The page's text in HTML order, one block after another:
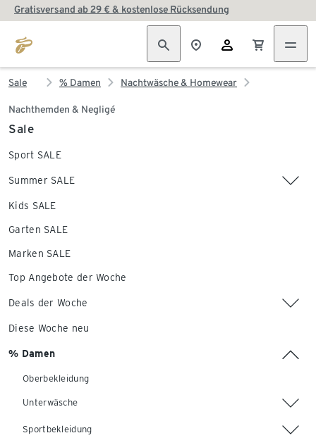
Gratisversand ab 29 € & kostenlose Rücksendung
Sale % Damen Nachtwäsche & Homewear
Nachthemden & Negligé
Sale
Sport SALE
Summer SALE
Kids SALE
Garten SALE
Marken SALE
Top Angebote der Woche
Deals der Woche
Diese Woche neu
% Damen
Oberbekleidung
Unterwäsche
Sportbekleidung